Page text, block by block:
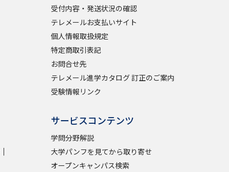
受付内容・発送状況の確認
テレメールお支払いサイト
個人情報取扱規定
特定商取引表記
お問合せ先
テレメール進学カタログ 訂正のご案内
受験情報リンク
サービスコンテンツ
学問分野解説
大学パンフを見てから取り寄せ
オープンキャンパス検索